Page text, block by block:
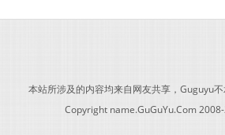
本站所涉及的内容均来自网友共享，Guguyu
Copyright name.GuGuYu.Com